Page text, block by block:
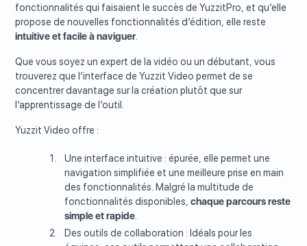
fonctionnalités qui faisaient le succès de YuzzitPro, et qu’elle
propose de nouvelles fonctionnalités d’édition, elle reste
intuitive et facile à naviguer
Que vous soyez un expert de la vidéo ou un débutant, vous
trouverez que l’interface de Yuzzit Video permet de se
concentrer davantage sur la création plutôt que sur
l’apprentissage de l’outil.
Yuzzit Video offre :
Une interface intuitive : épurée, elle permet une
navigation simplifiée et une meilleure prise en main
des fonctionnalités. Malgré la multitude de
fonctionnalités disponibles, chaque parcours reste
simple et rapide
Des outils de collaboration : Idéals pour les